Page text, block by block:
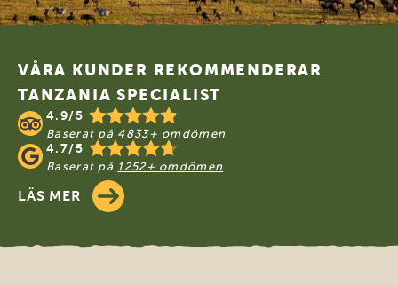
Footer
VÅRA KUNDER REKOMMENDERAR
TANZANIA SPECIALIST
4.9/5
Baserat på 4833+ omdömen
4.7/5
Baserat på 1252+ omdömen
LÄS MER